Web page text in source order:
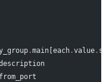
.main[each.value.
from_port